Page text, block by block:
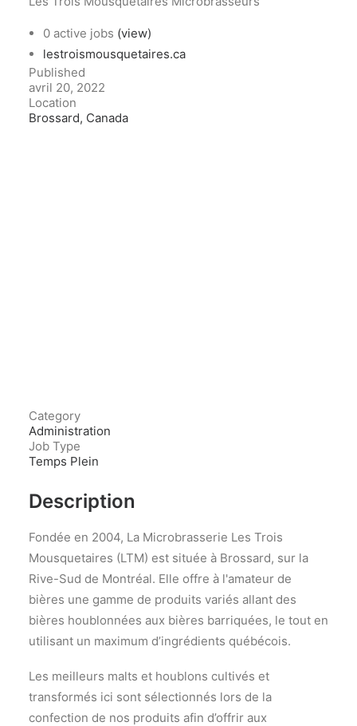
0 active jobs (view)
lestroismousquetaires.ca
Published
avril 20, 2022
Location
Brossard, Canada
Category
Administration
Job Type
Temps Plein
Description
Fondée en 2004, La Microbrasserie Les Trois
Mousquetaires (LTM) est située à Brossard, sur la
Rive-Sud de Montréal. Elle offre à l'amateur de
bières une gamme de produits variés allant des
bières houblonnées aux bières barriquées, le tout en
utilisant un maximum d’ingrédients québécois.
Les meilleurs malts et houblons cultivés et
transformés ici sont sélectionnés lors de la
confection de nos produits afin d’offrir aux